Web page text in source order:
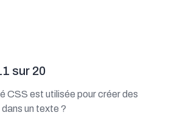
sur 20
CSS est utilisée pour créer des
un texte ?